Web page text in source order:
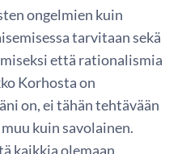
ongelmien kuin
tarvitaan sekä
että rationalismia
Korhosta on
on, ei tähän tehtävään
kuin savolainen.
kaikkia olemaan